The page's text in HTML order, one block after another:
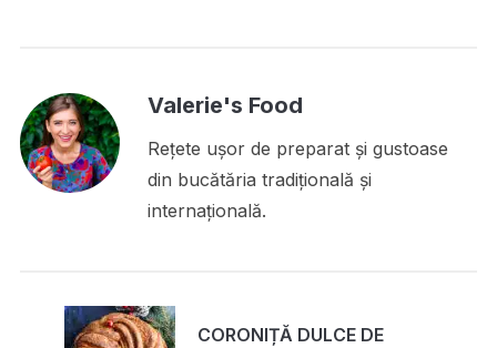
Valerie's Food
Rețete ușor de preparat și gustoase
din bucătăria tradițională și
internațională.
CORONIȚĂ DULCE DE